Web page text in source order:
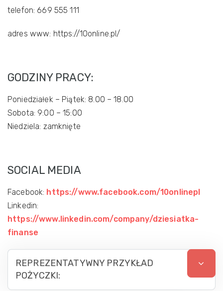
telefon: 669 555 111
adres www: https://10online.pl/
GODZINY PRACY:
Poniedziałek – Piątek: 8.00 – 18.00
Sobota: 9:00 – 15:00
Niedziela: zamknięte
SOCIAL MEDIA
Facebook: https://www.facebook.com/10onlinepl
Linkedin:
https://www.linkedin.com/company/dziesiatka-
finanse
REPREZENTATYWNY PRZYKŁAD
POŻYCZKI: